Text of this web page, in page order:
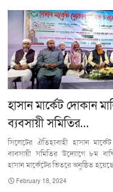
হাসান মার্কেট দোকান
ব্যবসায়ী সমিতির…
সিলেটের ঐতিহ্যবাহী হাসান
ব্যবসায়ী সমিতির উদ্যোগে ৮ম
হাসান মার্কেটের ভিতরে অনুষ্ঠিত
February 18, 2024